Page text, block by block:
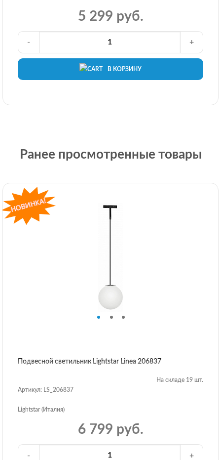
5 299 руб.
В КОРЗИНУ
- +
Ранее просмотренные товары
Подвесной светильник Lightstar Linea 206837
На складе 19 шт.
Артикул: LS_206837
Lightstar (Италия)
6 799 руб.
- +